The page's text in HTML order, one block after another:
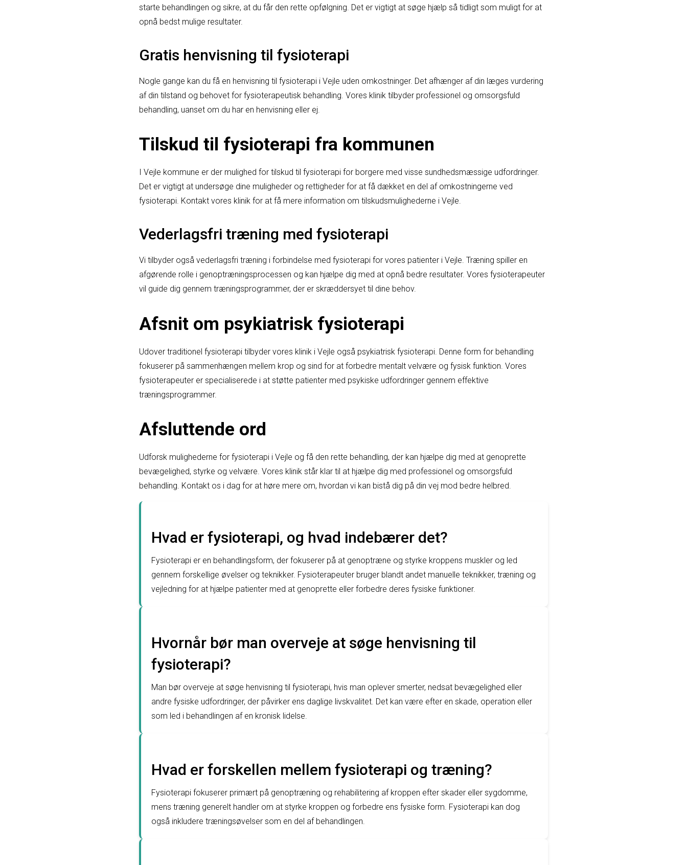
starte behandlingen og sikre, at du får den rette opfølgning. Det er vigtigt at søge hjælp så tidligt som muligt for at
opnå bedst mulige resultater.
Gratis henvisning til fysioterapi
Nogle gange kan du få en henvisning til fysioterapi i Vejle uden omkostninger. Det afhænger af din læges vurdering
af din tilstand og behovet for fysioterapeutisk behandling. Vores klinik tilbyder professionel og omsorgsfuld
behandling, uanset om du har en henvisning eller ej.
Tilskud til fysioterapi fra kommunen
I Vejle kommune er der mulighed for tilskud til fysioterapi for borgere med visse sundhedsmæssige udfordringer.
Det er vigtigt at undersøge dine muligheder og rettigheder for at få dækket en del af omkostningerne ved
fysioterapi. Kontakt vores klinik for at få mere information om tilskudsmulighederne i Vejle.
Vederlagsfri træning med fysioterapi
Vi tilbyder også vederlagsfri træning i forbindelse med fysioterapi for vores patienter i Vejle. Træning spiller en
afgørende rolle i genoptræningsprocessen og kan hjælpe dig med at opnå bedre resultater. Vores fysioterapeuter
vil guide dig gennem træningsprogrammer, der er skræddersyet til dine behov.
Afsnit om psykiatrisk fysioterapi
Udover traditionel fysioterapi tilbyder vores klinik i Vejle også psykiatrisk fysioterapi. Denne form for behandling
fokuserer på sammenhængen mellem krop og sind for at forbedre mentalt velvære og fysisk funktion. Vores
fysioterapeuter er specialiserede i at støtte patienter med psykiske udfordringer gennem effektive
træningsprogrammer.
Afsluttende ord
Udforsk mulighederne for fysioterapi i Vejle og få den rette behandling, der kan hjælpe dig med at genoprette
bevægelighed, styrke og velvære. Vores klinik står klar til at hjælpe dig med professionel og omsorgsfuld
behandling. Kontakt os i dag for at høre mere om, hvordan vi kan bistå dig på din vej mod bedre helbred.
Hvad er fysioterapi, og hvad indebærer det?
Fysioterapi er en behandlingsform, der fokuserer på at genoptræne og styrke kroppens muskler og led
gennem forskellige øvelser og teknikker. Fysioterapeuter bruger blandt andet manuelle teknikker, træning og
vejledning for at hjælpe patienter med at genoprette eller forbedre deres fysiske funktioner.
Hvornår bør man overveje at søge henvisning til
fysioterapi?
Man bør overveje at søge henvisning til fysioterapi, hvis man oplever smerter, nedsat bevægelighed eller
andre fysiske udfordringer, der påvirker ens daglige livskvalitet. Det kan være efter en skade, operation eller
som led i behandlingen af en kronisk lidelse.
Hvad er forskellen mellem fysioterapi og træning?
Fysioterapi fokuserer primært på genoptræning og rehabilitering af kroppen efter skader eller sygdomme,
mens træning generelt handler om at styrke kroppen og forbedre ens fysiske form. Fysioterapi kan dog
også inkludere træningsøvelser som en del af behandlingen.